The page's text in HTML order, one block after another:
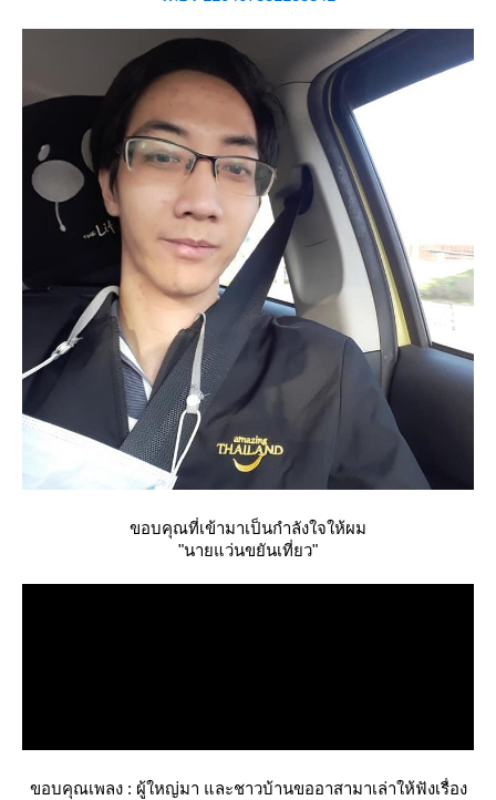
ขอบคุณที่เข้ามาเป็นกำลังใจให้ผม
"นายแว่นขยันเที่ยว"
ขอบคุณเพลง : ผู้ใหญ่มา และชาวบ้านขออาสามาเล่าให้ฟังเรื่อง